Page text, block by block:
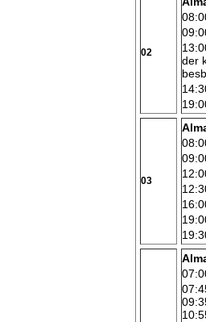
02
der
03